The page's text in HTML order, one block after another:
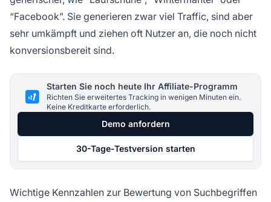
“Facebook”. Sie generieren zwar viel Traffic, sind aber
sehr umkämpft und ziehen oft Nutzer an, die noch nicht
konversionsbereit sind.
Starten Sie noch heute Ihr Affiliate-Programm
Richten Sie erweitertes Tracking in wenigen Minuten ein.
Keine Kreditkarte erforderlich.
Demo anfordern
30-Tage-Testversion starten
Wichtige Kennzahlen zur Bewertung von Suchbegriffen